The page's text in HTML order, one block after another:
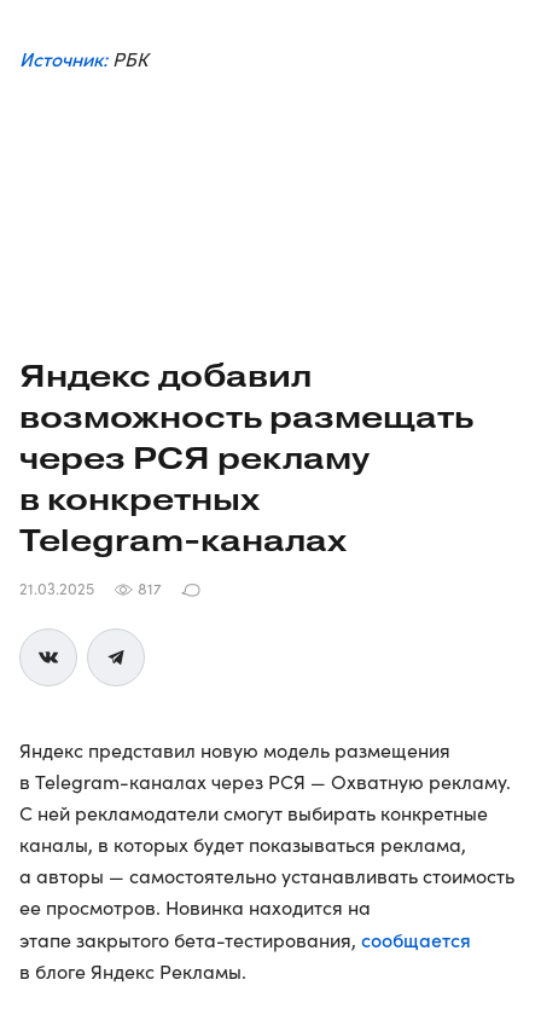
Источник:РБК
Яндекс добавил
возможность размещать
через РСЯ рекламу
в конкретных
Telegram-каналах
21.03.2025 817
Яндекс представил новую модель размещения
в Telegram-каналах через РСЯ — Охватную рекламу.
С ней рекламодатели смогут выбирать конкретные
каналы, в которых будет показываться реклама,
а авторы — самостоятельно устанавливать стоимость
ее просмотров. Новинка находится на
этапе закрытого бета-тестирования, сообщается
в блоге Яндекс Рекламы.